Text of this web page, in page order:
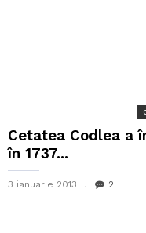
Cetatea Codlea a
în 1737...
3 ianuarie 2013 2